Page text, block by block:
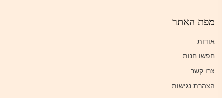
מפת האתר
אודות
חפשו חנות
צרו קשר
הצהרת נגישות